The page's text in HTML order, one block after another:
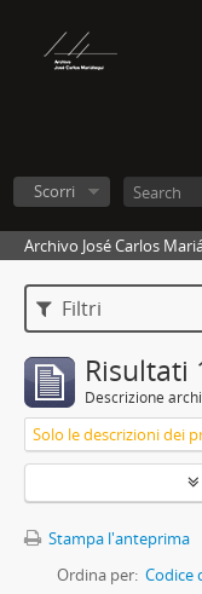
Scorri
Archivo José Carlos
Filtri
Risultati
Descrizione
Solo le descrizioni dei
Stampa l'anteprima
Ordina per: Codice